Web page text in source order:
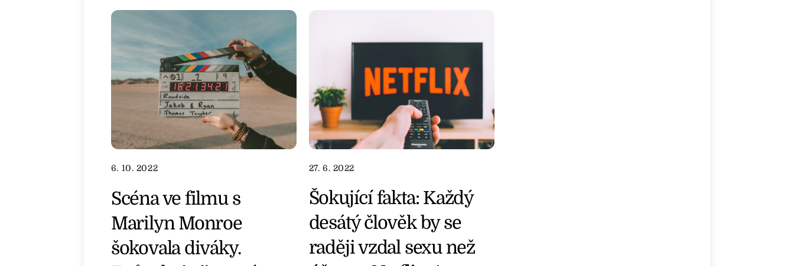
6. 10. 2022
Scéna ve filmu s
Marilyn Monroe
šokovala diváky.
27. 6. 2022
Šokující fakta: Každý
desátý člověk by se
raději vzdal sexu než